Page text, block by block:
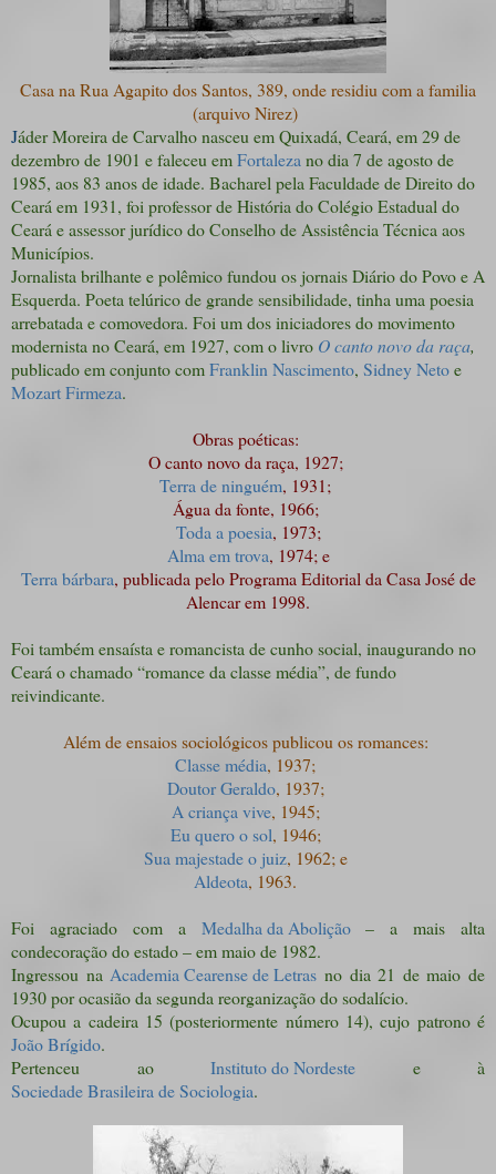
Casa na Rua Agapito dos Santos, 389, onde residiu com a familia
(arquivo Nirez)
Jáder Moreira de Carvalho nasceu em Quixadá, Ceará, em 29 de
dezembro de 1901 e faleceu emFortaleza no dia 7 de agosto de
1985, aos 83 anos de idade. Bacharel pela Faculdade de Direito do
Ceará em 1931, foi professor de História do Colégio Estadual do
Ceará e assessor jurídico do Conselho de Assistência Técnica aos
Municípios.
Jornalista brilhante e polêmico fundou os jornais Diário do Povo e A
Esquerda. Poeta telúrico de grande sensibilidade, tinha uma poesia
arrebatada e comovedora. Foi um dos iniciadores do movimento
modernista no Ceará, em 1927, com o livro O canto novo da raça,
publicado em conjunto comFranklin Nascimento, Sidney Netoe
Mozart Firmeza.
Obras poéticas:
O canto novo da raça, 1927;
Terra de ninguém, 1931;
Água da fonte, 1966;
Toda a poesia, 1973;
Alma em trova, 1974; e
Terra bárbara, publicada pelo Programa Editorial da Casa José de
Alencar em 1998.
Foi também ensaísta e romancista de cunho social, inaugurando no
Ceará o chamado “romance da classe média”, de fundo
reivindicante.
Além de ensaios sociológicos publicou os romances:
Classe média, 1937;
Doutor Geraldo, 1937;
A criança vive, 1945;
Eu quero o sol, 1946;
Sua majestade o juiz, 1962; e
Aldeota, 1963.
Foi agraciado com a Medalha da Abolição– a mais alta
condecoração do estado – em maio de 1982.
Ingressou na Academia Cearense de Letras no dia 21 de maio de
1930 por ocasião da segunda reorganização do sodalício.
Ocupou a cadeira 15 (posteriormente número 14), cujo patrono é
João Brígido.
Pertenceu ao Instituto do Nordeste e à
Sociedade Brasileira de Sociologia.